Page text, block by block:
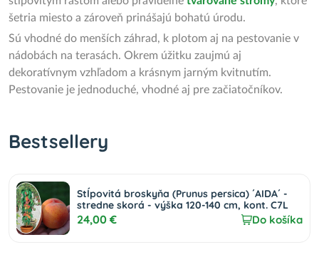
šetria miesto a zároveň prinášajú bohatú úrodu.
Sú vhodné do menších záhrad, k plotom aj na pestovanie v
nádobách na terasách. Okrem úžitku zaujmú aj
dekoratívnym vzhľadom a krásnym jarným kvitnutím.
Pestovanie je jednoduché, vhodné aj pre začiatočníkov.
Bestsellery
Stĺpovitá broskyňa (Prunus persica) ´AIDA´ -
stredne skorá - výška 120-140 cm, kont. C7L
24,00 € Do košíka